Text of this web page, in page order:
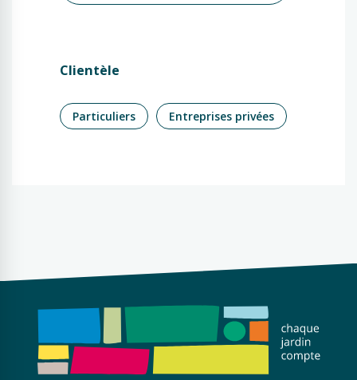
Clientèle
Particuliers Entreprises privées